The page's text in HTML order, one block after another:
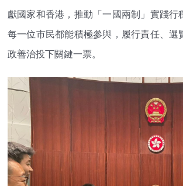
獻國家和香港，推動「一國兩制」實踐行
每一位市民都能積極參與，履行責任、選
政善治投下關鍵一票。